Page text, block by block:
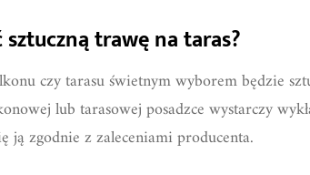
trawę na taras?
czy tarasu świetnym wyborem będzie
lub tarasowej posadzce wystarczy
ją zgodnie z zaleceniami producenta.